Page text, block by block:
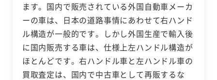
ます。国内で販売されている外国自動車メーカ
ーの車は、日本の道路事情にあわせて右ハンド
ル構造が一般的です。しかし外国生産で輸入後
に国内販売する車は、仕様上左ハンドル構造が
ほとんどです。右ハンドル車と左ハンドル車の
買取査定は、国内で中古車として再販するな